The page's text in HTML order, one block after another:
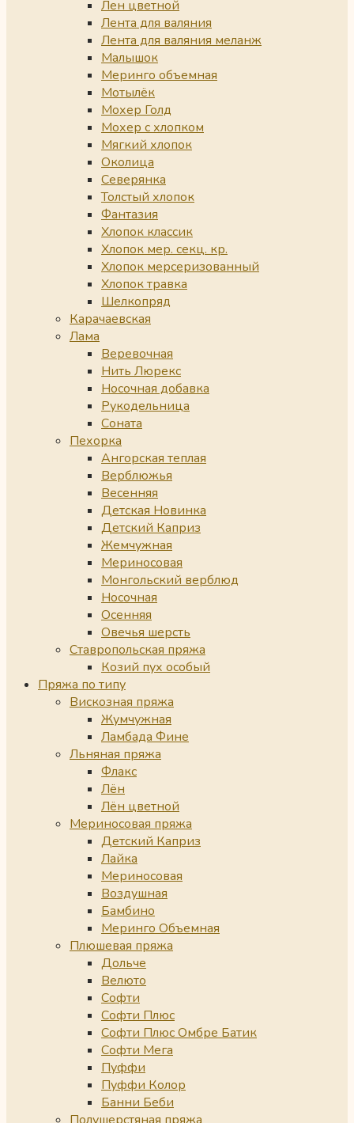
Лен цветной
Лента для валяния
Лента для валяния меланж
Малышок
Меринго объемная
Мотылёк
Мохер Голд
Мохер с хлопком
Мягкий хлопок
Околица
Северянка
Толстый хлопок
Фантазия
Хлопок классик
Хлопок мер. секц. кр.
Хлопок мерсеризованный
Хлопок травка
Шелкопряд
Карачаевская
Лама
Веревочная
Нить Люрекс
Носочная добавка
Рукодельница
Соната
Пехорка
Ангорская теплая
Верблюжья
Весенняя
Детская Новинка
Детский Каприз
Жемчужная
Мериносовая
Монгольский верблюд
Носочная
Осенняя
Овечья шерсть
Ставропольская пряжа
Козий пух особый
Пряжа по типу
Вискозная пряжа
Жумчужная
Ламбада Фине
Льняная пряжа
Флакс
Лён
Лён цветной
Мериносовая пряжа
Детский Каприз
Лайка
Мериносовая
Воздушная
Бамбино
Меринго Объемная
Плюшевая пряжа
Дольче
Велюто
Софти
Софти Плюс
Софти Плюс Омбре Батик
Софти Мега
Пуффи
Пуффи Колор
Банни Беби